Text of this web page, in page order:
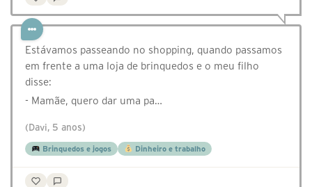
Estávamos passeando no shopping, quando passamos
em frente a uma loja de brinquedos e o meu filho
disse:
- Mamãe, quero dar uma pa…
(Davi, 5 anos)
Brinquedos e jogos Dinheiro e trabalho